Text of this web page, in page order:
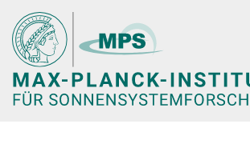
Hauptinhalt